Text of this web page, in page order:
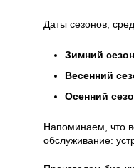
Даты сезонов,
Зимний сезон
Весенний
Осенний
Напоминаем, что
обслуживание: